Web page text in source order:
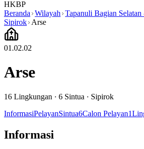
HKBP
Beranda Wilayah Tapanuli Bagian Selatan
Sipirok Arse
01.02.02
Arse
16 Lingkungan · 6 Sintua · Sipirok
InformasiPelayanSintua6Calon Pelayan1
Informasi